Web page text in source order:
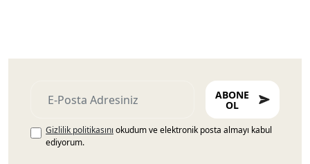
ABONE
OL
Gizlilik politikasını okudum ve elektronik posta almayı kabul
ediyorum.